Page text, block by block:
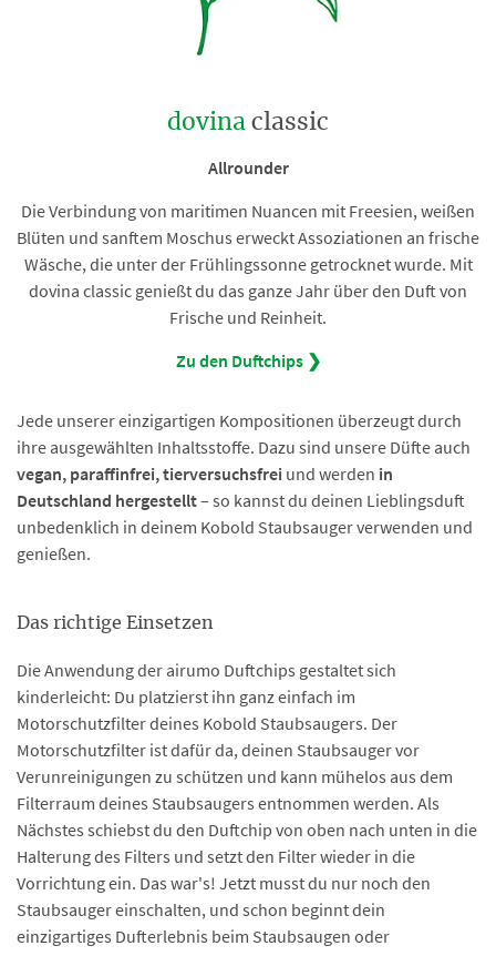
dovina classic
Allrounder
Die Verbindung von maritimen Nuancen mit Freesien, weißen
Blüten und sanftem Moschus erweckt Assoziationen an frische
Wäsche, die unter der Frühlingssonne getrocknet wurde. Mit
dovina classic genießt du das ganze Jahr über den Duft von
Frische und Reinheit.
Zu den Duftchips ❯
Jede unserer einzigartigen Kompositionen überzeugt durch
ihre ausgewählten Inhaltsstoffe. Dazu sind unsere Düfte auch
vegan, paraffinfrei, tierversuchsfrei und werden in
Deutschland hergestellt– so kannst du deinen Lieblingsduft
unbedenklich in deinem Kobold Staubsauger verwenden und
genießen.
Das richtige Einsetzen
Die Anwendung der airumo Duftchips gestaltet sich
kinderleicht: Du platzierst ihn ganz einfach im
Motorschutzfilter deines Kobold Staubsaugers. Der
Motorschutzfilter ist dafür da, deinen Staubsauger vor
Verunreinigungen zu schützen und kann mühelos aus dem
Filterraum deines Staubsaugers entnommen werden. Als
Nächstes schiebst du den Duftchip von oben nach unten in die
Halterung des Filters und setzt den Filter wieder in die
Vorrichtung ein. Das war's! Jetzt musst du nur noch den
Staubsauger einschalten, und schon beginnt dein
einzigartiges Dufterlebnis beim Staubsaugen oder